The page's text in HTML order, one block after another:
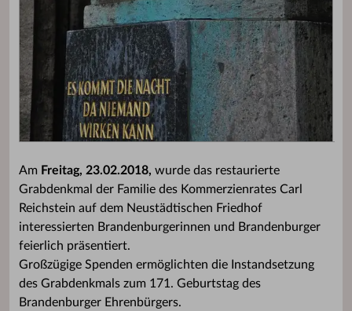
Am Freitag, 23.02.2018, wurde das restaurierte
Grabdenkmal der Familie des Kommerzienrates Carl
Reichstein auf dem Neustädtischen Friedhof
interessierten Brandenburgerinnen und Brandenburger
feierlich präsentiert.
Großzügige Spenden ermöglichten die Instandsetzung
des Grabdenkmals zum 171. Geburtstag des
Brandenburger Ehrenbürgers.